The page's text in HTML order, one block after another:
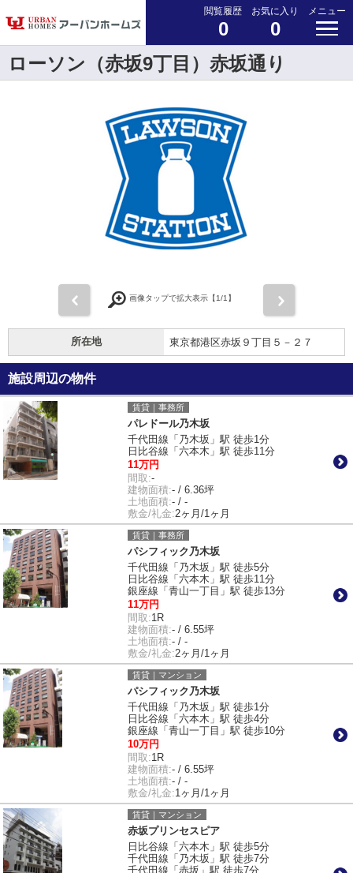
閲覧履歴
0
お気に入り
0
メニュー
ローソン（赤坂9丁目）赤坂通り
画像タップで拡大表示【1/1】
所在地 東京都港区赤坂９丁目５－２７
施設周辺の物件
賃貸｜事務所
パレドール乃木坂
千代田線「乃木坂」駅 徒歩1分
日比谷線「六本木」駅 徒歩11分
11万円
間取:-
建物面積:- / 6.36坪
土地面積:- / -
敷金/礼金:2ヶ月/1ヶ月
賃貸｜事務所
パシフィック乃木坂
千代田線「乃木坂」駅 徒歩5分
日比谷線「六本木」駅 徒歩11分
銀座線「青山一丁目」駅 徒歩13分
11万円
間取:1R
建物面積:- / 6.55坪
土地面積:- / -
敷金/礼金:2ヶ月/1ヶ月
賃貸｜マンション
パシフィック乃木坂
千代田線「乃木坂」駅 徒歩1分
日比谷線「六本木」駅 徒歩4分
銀座線「青山一丁目」駅 徒歩10分
10万円
間取:1R
建物面積:- / 6.55坪
土地面積:- / -
敷金/礼金:1ヶ月/1ヶ月
賃貸｜マンション
赤坂プリンセスピア
日比谷線「六本木」駅 徒歩5分
千代田線「乃木坂」駅 徒歩7分
千代田線「赤坂」駅 徒歩7分